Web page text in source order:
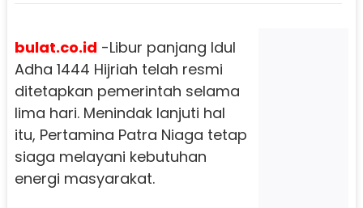
bulat.co.id -Libur panjang Idul
Adha 1444 Hijriah telah resmi
ditetapkan pemerintah selama
lima hari. Menindak lanjuti hal
itu, Pertamina Patra Niaga tetap
siaga melayani kebutuhan
energi masyarakat.